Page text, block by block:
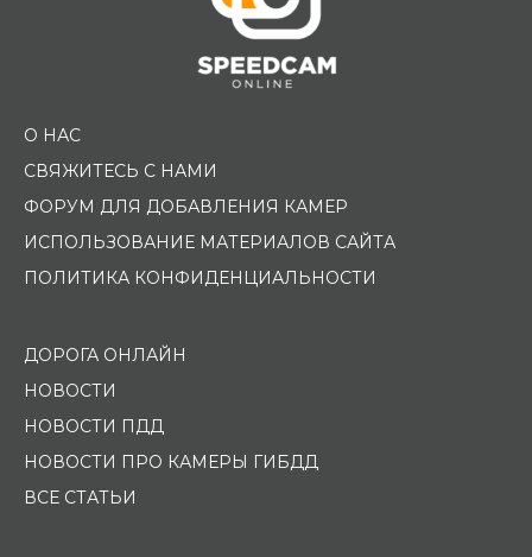
О НАС
СВЯЖИТЕСЬ С НАМИ
ФОРУМ ДЛЯ ДОБАВЛЕНИЯ КАМЕР
ИСПОЛЬЗОВАНИЕ МАТЕРИАЛОВ САЙТА
ПОЛИТИКА КОНФИДЕНЦИАЛЬНОСТИ
ДОРОГА ОНЛАЙН
НОВОСТИ
НОВОСТИ ПДД
НОВОСТИ ПРО КАМЕРЫ ГИБДД
ВСЕ СТАТЬИ